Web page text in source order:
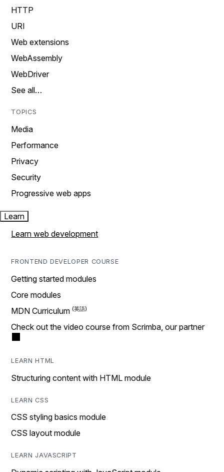
HTTP
URI
Web extensions
WebAssembly
WebDriver
See all…
TOPICS
Media
Performance
Privacy
Security
Progressive web apps
Learn
Learn web development
FRONTEND DEVELOPER COURSE
Getting started modules
Core modules
MDN Curriculum
Check out the video course from Scrimba, our partner
LEARN HTML
Structuring content with HTML module
LEARN CSS
CSS styling basics module
CSS layout module
LEARN JAVASCRIPT